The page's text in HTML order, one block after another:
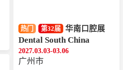
热门 第32届 华南口腔展
Dental South China
2027.03.03-03.06
广州市